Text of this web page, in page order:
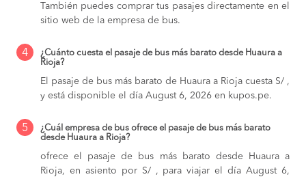
También puedes comprar tus pasajes directamente en el
sitio web de la empresa de bus.
4
¿Cuánto cuesta el pasaje de bus más barato desde Huaura a
Rioja?
El pasaje de bus más barato de Huaura a Rioja cuesta S/ ,
y está disponible el día August 6, 2026 en kupos.pe.
5
¿Cuál empresa de bus ofrece el pasaje de bus más barato
desde Huaura a Rioja?
ofrece el pasaje de bus más barato desde Huaura a
Rioja, en asiento por S/ , para viajar el día August 6,